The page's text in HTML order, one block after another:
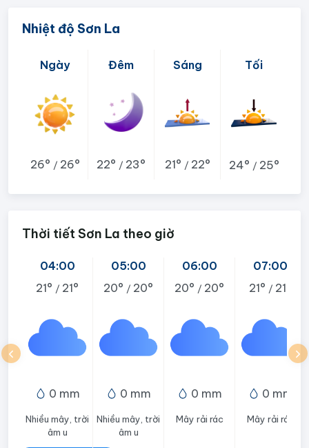
Nhiệt độ Sơn La
Ngày
26° / 26°
Đêm
22° / 23°
Sáng
21° / 22°
Tối
24° / 25°
Thời tiết Sơn La theo giờ
04:00
21° / 21°
0 mm
Nhiều mây, trời
âm u
05:00
20° / 20°
0 mm
Nhiều mây, trời
âm u
06:00
20° / 20°
0 mm
Mây rải rác
07:00
21° / 21°
0 mm
Mây rải rác